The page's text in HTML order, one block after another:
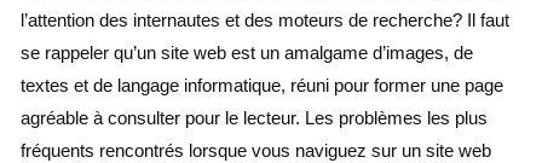
l’attention des internautes et des moteurs de recherche? Il faut
se rappeler qu’un site web est un amalgame d’images, de
textes et de langage informatique, réuni pour former une page
agréable à consulter pour le lecteur. Les problèmes les plus
fréquents rencontrés lorsque vous naviguez sur un site web